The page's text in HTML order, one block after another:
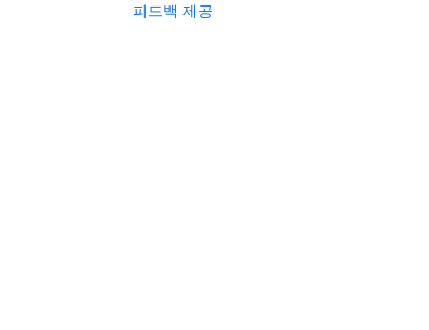
피드백 제공